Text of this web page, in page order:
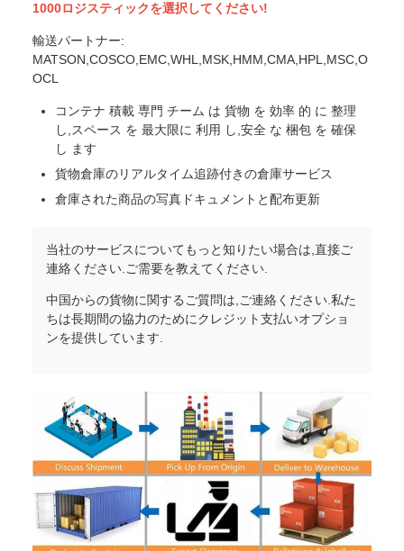
1000ロジスティックを選択してください!
輸送パートナー:
MATSON,COSCO,EMC,WHL,MSK,HMM,CMA,HPL,MSC,O
OCL
コンテナ 積載 専門 チーム は 貨物 を 効率 的 に 整理
し,スペース を 最大限に 利用 し,安全 な 梱包 を 確保
し ます
貨物倉庫のリアルタイム追跡付きの倉庫サービス
倉庫された商品の写真ドキュメントと配布更新
当社のサービスについてもっと知りたい場合は,直接ご
連絡ください.ご需要を教えてください.
中国からの貨物に関するご質問は,ご連絡ください.私た
ちは長期間の協力のためにクレジット支払いオプショ
ンを提供しています.